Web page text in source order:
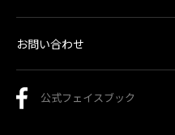
お問い合わせ
公式フェイスブック